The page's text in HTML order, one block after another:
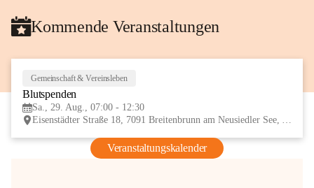
Kommende Veranstaltungen
Gemeinschaft & Vereinsleben
Blutspenden
Sa., 29. Aug., 07:00 - 12:30
Eisenstädter Straße 18, 7091 Breitenbrunn am Neusiedler See, AUT
Veranstaltungskalender